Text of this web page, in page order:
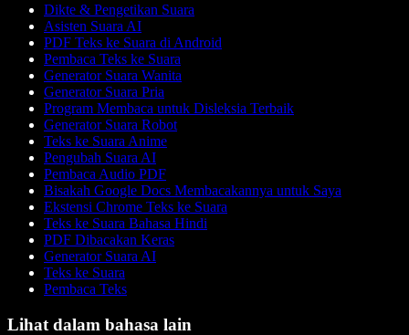
Dikte & Pengetikan Suara
Asisten Suara AI
PDF Teks ke Suara di Android
Pembaca Teks ke Suara
Generator Suara Wanita
Generator Suara Pria
Program Membaca untuk Disleksia Terbaik
Generator Suara Robot
Teks ke Suara Anime
Pengubah Suara AI
Pembaca Audio PDF
Bisakah Google Docs Membacakannya untuk Saya
Ekstensi Chrome Teks ke Suara
Teks ke Suara Bahasa Hindi
PDF Dibacakan Keras
Generator Suara AI
Teks ke Suara
Pembaca Teks
Lihat dalam bahasa lain